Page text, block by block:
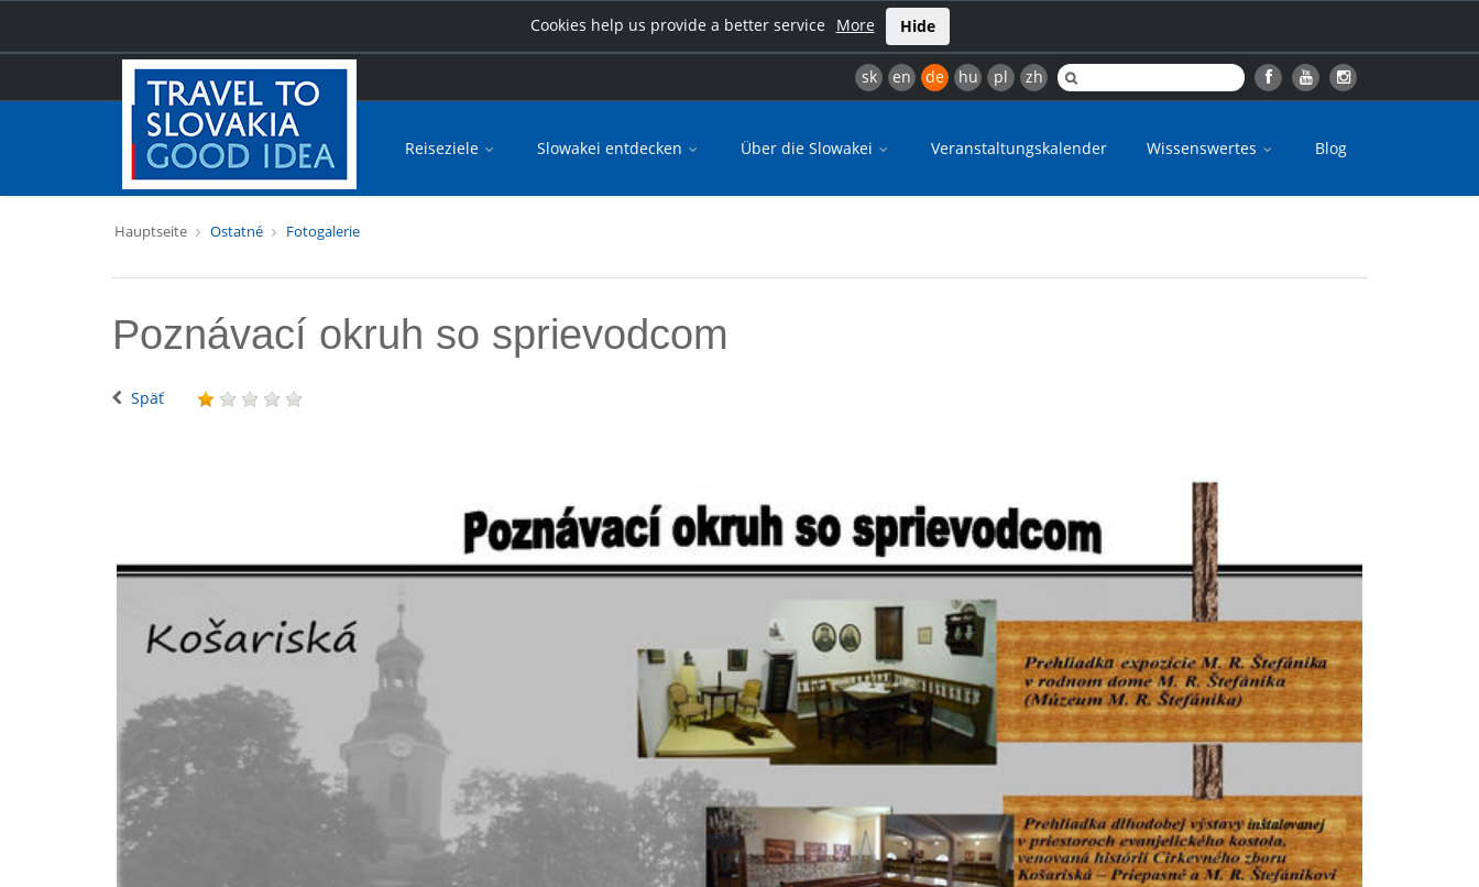
Cookies help us provide a better service More Hide
sk en de hu pl zh
Reiseziele Slowakei entdecken Über die Slowakei Veranstaltungskalender Wissenswertes Blog
Hauptseite Ostatné Fotogalerie
Poznávací okruh so sprievodcom
Späť